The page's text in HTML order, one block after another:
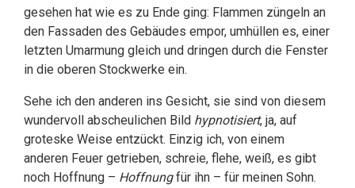
gesehen hat wie es zu Ende ging: Flammen züngeln an
den Fassaden des Gebäudes empor, umhüllen es, einer
letzten Umarmung gleich und dringen durch die Fenster
in die oberen Stockwerke ein.
Sehe ich den anderen ins Gesicht, sie sind von diesem
wundervoll abscheulichen Bild hypnotisiert, ja, auf
groteske Weise entzückt. Einzig ich, von einem
anderen Feuer getrieben, schreie, flehe, weiß, es gibt
noch Hoffnung – Hoffnungfür ihn – für meinen Sohn.